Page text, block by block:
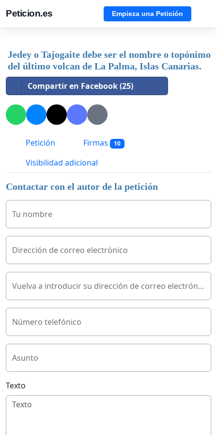
Peticion.es Empieza una Petición
Jedey o Tajogaite debe ser el nombre o topónimo
del último volcan de La Palma, Islas Canarias.
Compartir en Facebook (25)
Petición Firmas 10
Visibilidad adicional
Contactar con el autor de la petición
Tu nombre
Dirección de correo electrónico
Vuelva a introducir su dirección de correo electrónico
Número telefónico
Asunto
Texto